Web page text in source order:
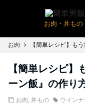
お肉・丼もの
お肉 【簡単レシピ】も
【簡単レシピ】
ーン飯』の作り
お肉, 丼もの ウインナ